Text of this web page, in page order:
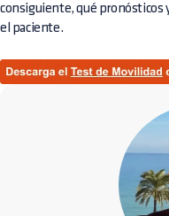
consiguiente, qué pronósticos
el paciente.